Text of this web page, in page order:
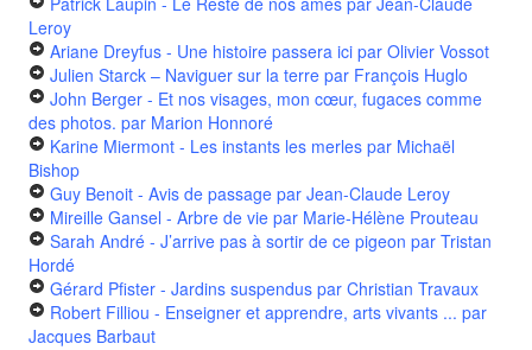
Leroy
Ariane Dreyfus - Une histoire passera ici par Olivier Vossot
Julien Starck – Naviguer sur la terre par François Huglo
John Berger - Et nos visages, mon cœur, fugaces comme
des photos. par Marion Honnoré
Karine Miermont - Les instants les merles par Michaël
Bishop
Guy Benoit - Avis de passage par Jean-Claude Leroy
Mireille Gansel - Arbre de vie par Marie-Hélène Prouteau
Sarah André - J’arrive pas à sortir de ce pigeon par Tristan
Hordé
Gérard Pfister - Jardins suspendus par Christian Travaux
Robert Filliou - Enseigner et apprendre, arts vivants ... par
Jacques Barbaut